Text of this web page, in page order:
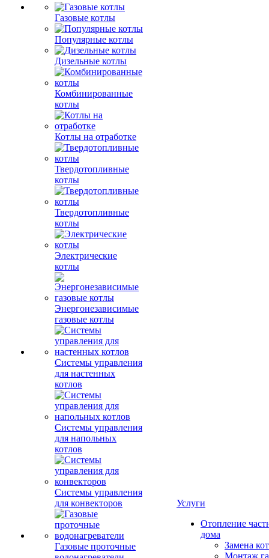
Газовые котлы
Популярные котлы
Дизельные котлы
Комбинированные
котлы
Котлы на отработке
Твердотопливные
котлы
Твердотопливные
котлы
Электрические
котлы
Энергонезависимые
газовые котлы
Системы управления
для настенных
котлов
Системы управления
для напольных
котлов
Системы управления
для конвекторов
Газовые проточные
Услуги
Отопление
дома
Замена
Монтаж